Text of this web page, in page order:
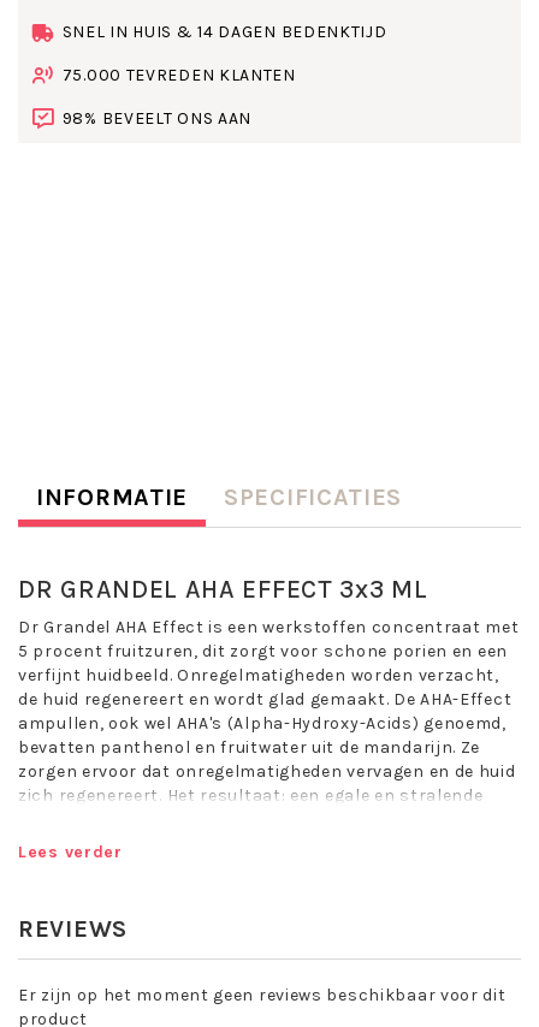
SNEL IN HUIS & 14 DAGEN BEDENKTIJD
75.000 TEVREDEN KLANTEN
98% BEVEELT ONS AAN
INFORMATIE SPECIFICATIES
DR GRANDEL AHA EFFECT 3x3 ML
Dr Grandel AHA Effect is een werkstoffen concentraat met
5 procent fruitzuren, dit zorgt voor schone porien en een
verfijnt huidbeeld. Onregelmatigheden worden verzacht,
de huid regenereert en wordt glad gemaakt. De AHA-Effect
ampullen, ook wel AHA's (Alpha-Hydroxy-Acids) genoemd,
bevatten panthenol en fruitwater uit de mandarijn. Ze
zorgen ervoor dat onregelmatigheden vervagen en de huid
zich regenereert. Het resultaat: een egale en stralende
Met fruitzuur
Onregelmatigheden worden vermindert
Geschikt voor de gemengde, normale, droge en vette huid.
Dr Grandel AHA effect is hoogwerkzaam en zorgt voor een
Lees verder
REVIEWS
Er zijn op het moment geen reviews beschikbaar voor dit
product